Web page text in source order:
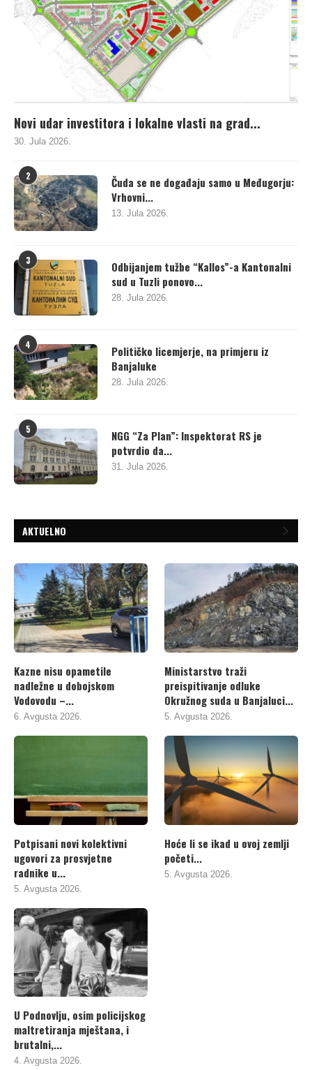
Novi udar investitora i lokalne vlasti na grad...
30. Jula 2026.
2
Čuda se ne događaju samo u Međugorju:
Vrhovni...
13. Jula 2026.
3
Odbijanjem tužbe “Kallos”-a Kantonalni
sud u Tuzli ponovo...
28. Jula 2026.
4
Političko licemjerje, na primjeru iz
Banjaluke
28. Jula 2026.
5
NGG “Za Plan”: Inspektorat RS je
potvrdio da...
31. Jula 2026.
AKTUELNO
Kazne nisu opametile
nadležne u dobojskom
Vodovodu –...
6. Avgusta 2026.
Ministarstvo traži
preispitivanje odluke
Okružnog suda u Banjaluci...
5. Avgusta 2026.
Potpisani novi kolektivni
ugovori za prosvjetne
radnike u...
5. Avgusta 2026.
Hoće li se ikad u ovoj zemlji
početi...
5. Avgusta 2026.
U Podnovlju, osim policijskog
maltretiranja mještana, i
brutalni,...
4. Avgusta 2026.